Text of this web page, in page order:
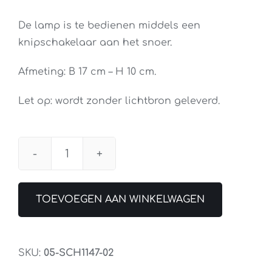
De lamp is te bedienen middels een
knipschakelaar aan het snoer.
Afmeting: B 17 cm – H 10 cm.
Let op: wordt zonder lichtbron geleverd.
Wandlamp
Pintura
aantal
TOEVOEGEN AAN WINKELWAGEN
SKU: 05-SCH1147-02